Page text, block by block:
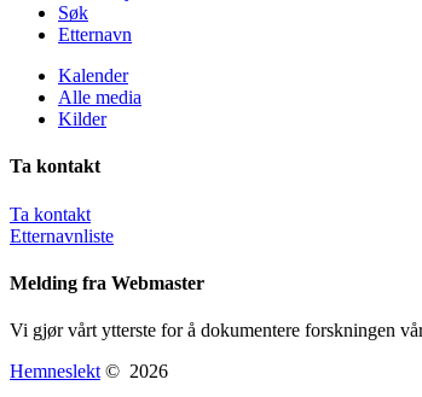
Søk
Etternavn
Kalender
Alle media
Kilder
Ta kontakt
Ta kontakt
Etternavnliste
Melding fra Webmaster
Vi gjør vårt ytterste for å dokumentere forskningen
Hemneslekt © 2026